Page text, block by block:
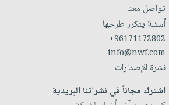
تواصل معنا
أسئلة يتكرر طرحها
+96171172802
info@nwf.com
نشرة الإصدارات
اشترك مجاناً في نشراتنا البريدية